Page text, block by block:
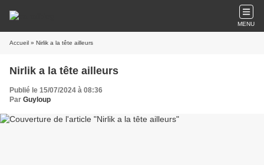
MENU
Accueil » Nirlik a la tête ailleurs
Nirlik a la tête ailleurs
Publié le 15/07/2024 à 08:36
Par Guyloup